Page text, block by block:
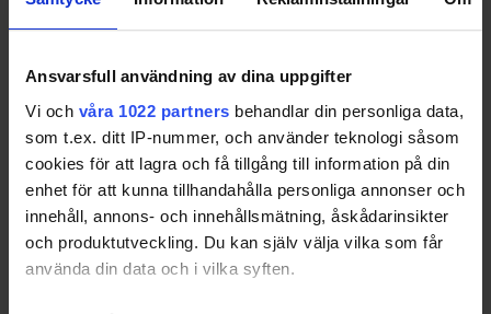
Ansvarsfull användning av dina uppgifter
Vi och våra 1022 partners behandlar din personliga data,
som t.ex. ditt IP-nummer, och använder teknologi såsom
cookies för att lagra och få tillgång till information på din
enhet för att kunna tillhandahålla personliga annonser och
innehåll, annons- och innehållsmätning, åskådarinsikter
och produktutveckling. Du kan själv välja vilka som får
använda din data och i vilka syften.
Det hindrar dock inte bolagen från att sätta väldigt
Checklista: Så gör du för att byta elleverantör och
få ett bättre avtal
Så påverkar du nätavgiften
Prishöjningarna under 2010-talet har irriterat